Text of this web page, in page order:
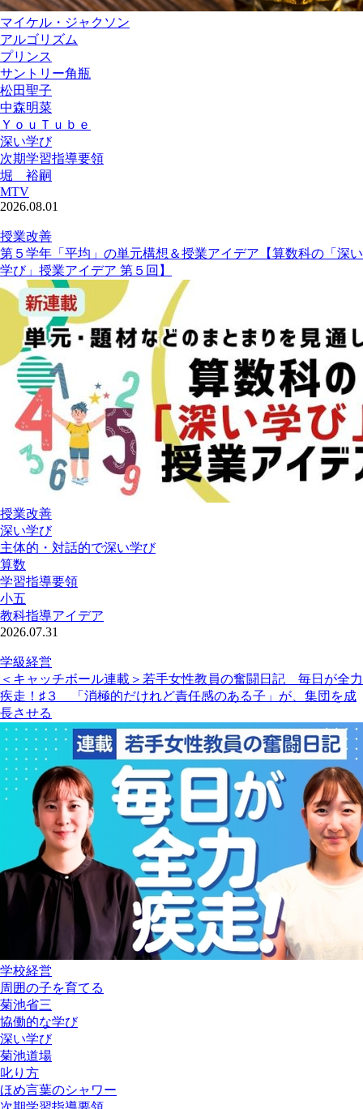
マイケル・ジャクソン
アルゴリズム
プリンス
サントリー角瓶
松田聖子
中森明菜
ＹｏｕＴｕｂｅ
深い学び
次期学習指導要領
堀 裕嗣
MTV
2026.08.01
授業改善
第５学年「平均」の単元構想＆授業アイデア【算数科の「深い
学び」授業アイデア 第５回】
授業改善
深い学び
主体的・対話的で深い学び
算数
学習指導要領
小五
教科指導アイデア
2026.07.31
学級経営
＜キャッチボール連載＞若手女性教員の奮闘日記 毎日が全力
疾走！♯３ 「消極的だけれど責任感のある子」が、集団を成
長させる
学校経営
周囲の子を育てる
菊池省三
協働的な学び
深い学び
菊池道場
叱り方
ほめ言葉のシャワー